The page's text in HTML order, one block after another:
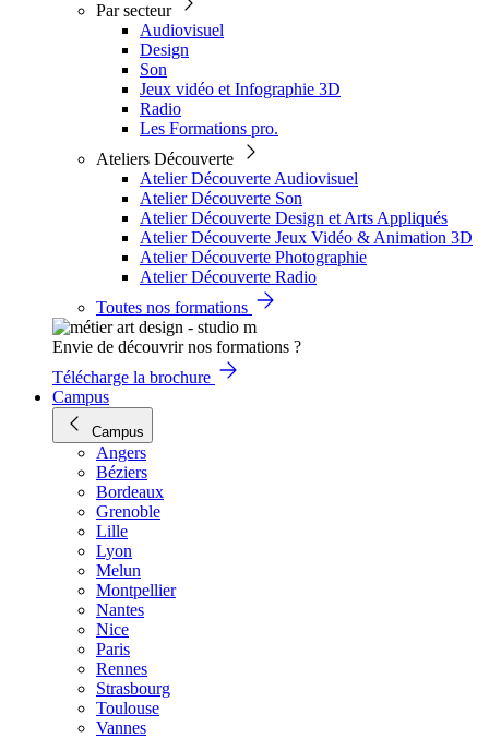
Par secteur
Audiovisuel
Design
Son
Jeux vidéo et Infographie 3D
Radio
Les Formations pro.
Ateliers Découverte
Atelier Découverte Audiovisuel
Atelier Découverte Son
Atelier Découverte Design et Arts Appliqués
Atelier Découverte Jeux Vidéo & Animation 3D
Atelier Découverte Photographie
Atelier Découverte Radio
Toutes nos formations
Envie de découvrir nos formations ?
Télécharge la brochure
Campus
Campus
Angers
Béziers
Bordeaux
Grenoble
Lille
Lyon
Melun
Montpellier
Nantes
Nice
Paris
Rennes
Strasbourg
Toulouse
Vannes